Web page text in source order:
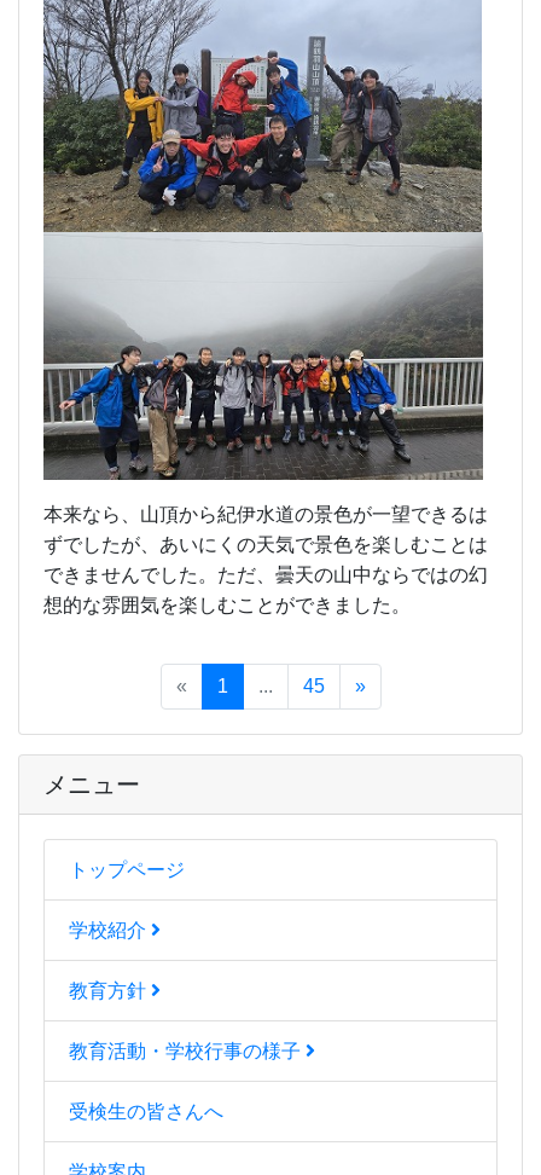
メニュー
トップページ
学校紹介
教育方針
教育活動・学校行事の様子
受検生の皆さんへ
本来なら、山頂から紀伊水道の景色が一望できるは
ずでしたが、あいにくの天気で景色を楽しむことは
できませんでした。ただ、曇天の山中ならではの幻
想的な雰囲気を楽しむことができました。
« 1 ... 45 »